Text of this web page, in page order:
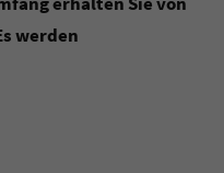
werden